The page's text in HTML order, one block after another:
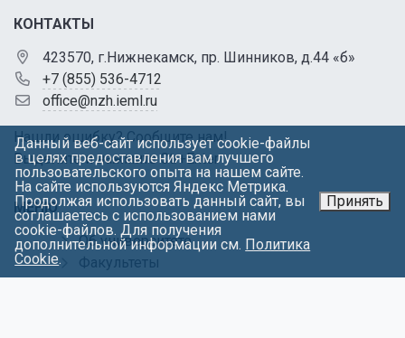
КОНТАКТЫ
423570, г.Нижнекамск, пр. Шинников, д.44 «б»
+7 (855) 536-4712
office@nzh.ieml.ru
Нашли ошибку? Сообщите нам!
Выделите и нажмите Ctr+Enter
МЕНЮ
Об университете
Факультеты
Данный веб-сайт использует cookie-файлы
в целях предоставления вам лучшего
пользовательского опыта на нашем сайте.
На сайте используются Яндекс Метрика.
Продолжая использовать данный сайт, вы
соглашаетесь с использованием нами
cookie-файлов. Для получения
дополнительной информации см. Политика
Cookie.
Принять